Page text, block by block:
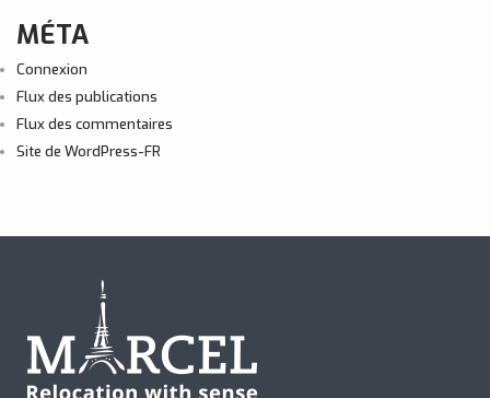
MÉTA
Connexion
Flux des publications
Flux des commentaires
Site de WordPress-FR